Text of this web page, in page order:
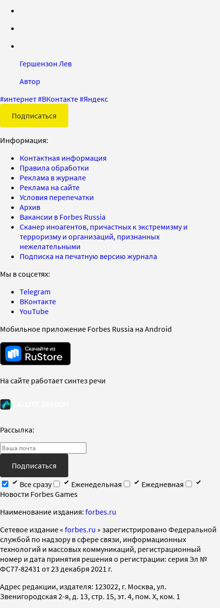
Гершензон Лев
Автор
#интернет#ВКонтакте#Яндекс
Подписаться
Информация:
Контактная информация
Правила обработки
Реклама в журнале
Реклама на сайте
Условия перепечатки
Архив
Вакансии в Forbes Russia
Сканер иноагентов, причастных к экстремизму и
терроризму и организаций, признанных
нежелательными
Подписка на печатную версию журнала
Мы в соцсетях:
Telegram
ВКонтакте
YouTube
Мобильное приложение Forbes Russia на Android
На сайте работает синтез речи
Рассылка:
Подписаться
Все сразу
Еженедельная
Ежедневная
Новости Forbes Games
Наименование издания: forbes.ru
Cетевое издание « forbes.ru » зарегистрировано Федеральной
службой по надзору в сфере связи, информационных
технологий и массовых коммуникаций, регистрационный
номер и дата принятия решения о регистрации: серия Эл №
ФС77-82431 от 23 декабря 2021 г.
Адрес редакции, издателя: 123022, г. Москва, ул.
Звенигородская 2-я, д. 13, стр. 15, эт. 4, пом. X, ком. 1